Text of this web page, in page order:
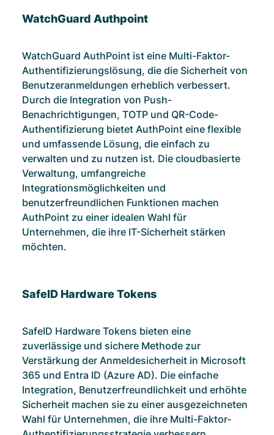
WatchGuard Authpoint
WatchGuard AuthPoint ist eine Multi-Faktor-
Authentifizierungslösung, die die Sicherheit von
Benutzeranmeldungen erheblich verbessert.
Durch die Integration von Push-
Benachrichtigungen, TOTP und QR-Code-
Authentifizierung bietet AuthPoint eine flexible
und umfassende Lösung, die einfach zu
verwalten und zu nutzen ist. Die cloudbasierte
Verwaltung, umfangreiche
Integrationsmöglichkeiten und
benutzerfreundlichen Funktionen machen
AuthPoint zu einer idealen Wahl für
Unternehmen, die ihre IT-Sicherheit stärken
möchten.
SafeID Hardware Tokens
SafeID Hardware Tokens bieten eine
zuverlässige und sichere Methode zur
Verstärkung der Anmeldesicherheit in Microsoft
365 und Entra ID (Azure AD). Die einfache
Integration, Benutzerfreundlichkeit und erhöhte
Sicherheit machen sie zu einer ausgezeichneten
Wahl für Unternehmen, die ihre Multi-Faktor-